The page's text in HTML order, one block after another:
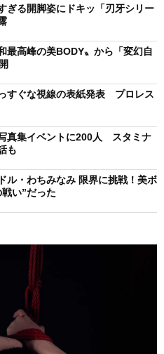
ぎる開脚姿にドキッ「刃牙シリー
最高峰の美BODY〟から「変幻自
すぐな視線の表紙発表 プロレス
真集イベントに200人 スタミナ
も
ル・わちみなみ 限界に挑戦！美ボ
い”だった